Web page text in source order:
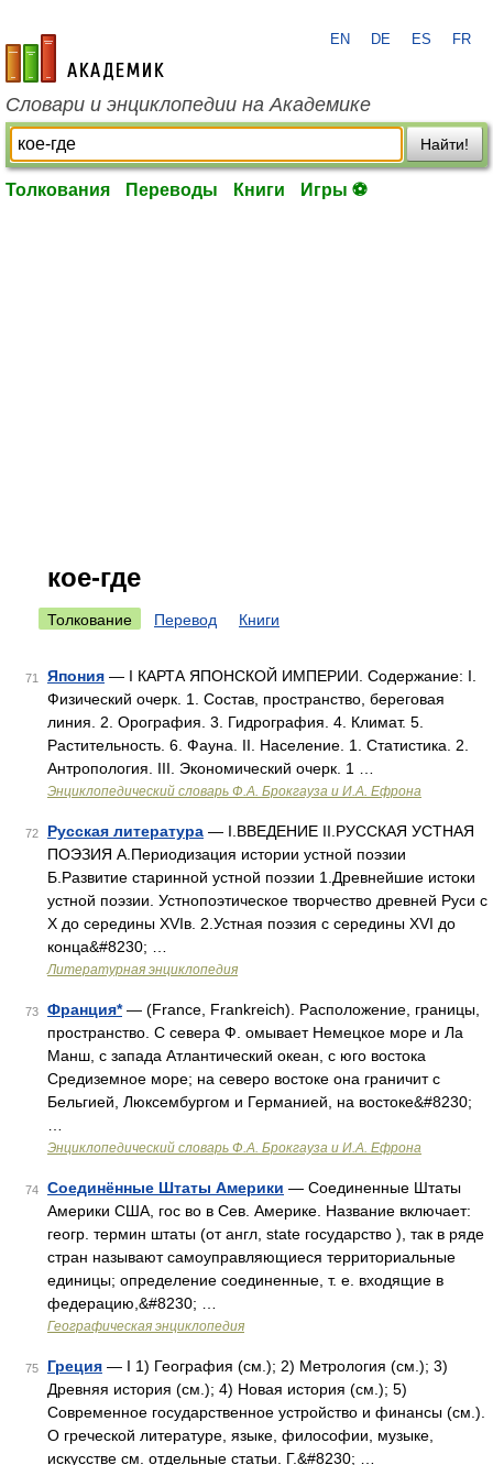
academic.ru
EN DE ES FR
Словари и энциклопедии на Академике
Найти!
Толкования Переводы Книги Игры ⚽
кое-где
Толкование Перевод Книги
71 Япония — I КАРТА ЯПОНСКОЙ ИМПЕРИИ. Содержание: I.
Физический очерк. 1. Состав, пространство, береговая
линия. 2. Орография. 3. Гидрография. 4. Климат. 5.
Растительность. 6. Фауна. II. Население. 1. Статистика. 2.
Антропология. III. Экономический очерк. 1 …
Энциклопедический словарь Ф.А. Брокгауза и И.А. Ефрона
72 Русская литература — I.ВВЕДЕНИЕ II.РУССКАЯ УСТНАЯ
ПОЭЗИЯ А.Периодизация истории устной поэзии
Б.Развитие старинной устной поэзии 1.Древнейшие истоки
устной поэзии. Устнопоэтическое творчество древней Руси с
X до середины XVIв. 2.Устная поэзия с середины XVI до
конца&#8230; …
Литературная энциклопедия
73 Франция*— (France, Frankreich). Расположение, границы,
пространство. С севера Ф. омывает Немецкое море и Ла
Манш, с запада Атлантический океан, с юго востока
Средиземное море; на северо востоке она граничит с
Бельгией, Люксембургом и Германией, на востоке&#8230;
Энциклопедический словарь Ф.А. Брокгауза и И.А. Ефрона
74 Соединённые Штаты Америки — Соединенные Штаты
Америки США, гос во в Сев. Америке. Название включает:
геогр. термин штаты (от англ, state государство ), так в ряде
стран называют самоуправляющиеся территориальные
единицы; определение соединенные, т. е. входящие в
федерацию,&#8230; …
Географическая энциклопедия
75 Греция — I 1) География (см.); 2) Метрология (см.); 3)
Древняя история (см.); 4) Новая история (см.); 5)
Современное государственное устройство и финансы (см.).
О греческой литературе, языке, философии, музыке,
искусстве см. отдельные статьи. Г.&#8230; …